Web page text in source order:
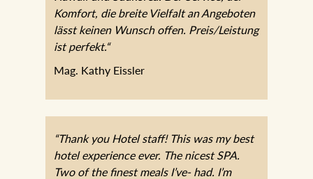
Komfort, die breite Vielfalt an Angeboten
lässt keinen Wunsch offen. Preis/Leistung
ist perfekt.“
Mag. Kathy Eissler
“Thank you Hotel staff! This was my best
hotel experience ever. The nicest SPA.
Two of the finest meals I’ve- had. I’m